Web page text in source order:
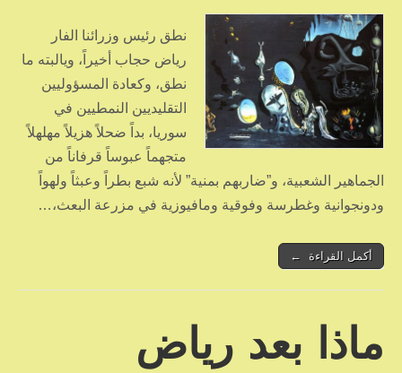
نطق رئيس وزرائنا الفار
رياض حجاب أخيراً، ويالبته ما
نطق، وكعادة المسؤوليين
التقليديين النمطيين في
سوريا، بداً ضحلاً هزيلاً مهلهلاً
متجهماً عبوساً قرفاناً من
الجماهير الشعبية، و”ضاربهم بمنية” لأنه شبع بطراً وعبثاً ولهواً
ودونجوانية وغطرسة وفوقية ومافيوزية في مزرعة البعث،…
أكمل القراءة ←
ماذا بعد رياض